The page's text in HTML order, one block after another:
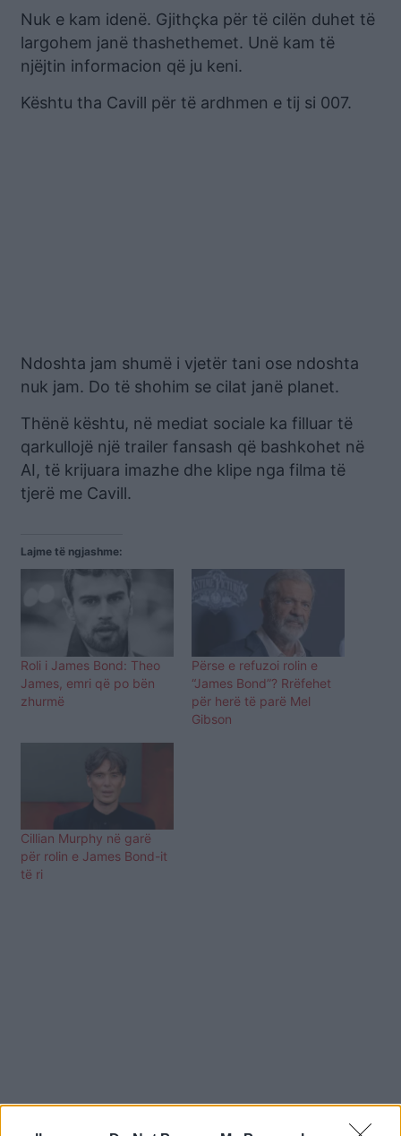
Nuk e kam idenë. Gjithçka për të cilën duhet të
largohem janë thashethemet. Unë kam të
njëjtin informacion që ju keni.
Kështu tha Cavill për të ardhmen e tij si 007.
Ndoshta jam shumë i vjetër tani ose ndoshta
nuk jam. Do të shohim se cilat janë planet.
Thënë kështu, në mediat sociale ka filluar të
qarkullojë një trailer fansash që bashkohet në
AI, të krijuara imazhe dhe klipe nga filma të
tjerë me Cavill.
Lajme të ngjashme:
Roli i James Bond: Theo
James, emri që po bën
zhurmë
Përse e refuzoi rolin e
“James Bond”? Rrëfehet
për herë të parë Mel
Gibson
Cillian Murphy në garë
për rolin e James Bond-it
të ri